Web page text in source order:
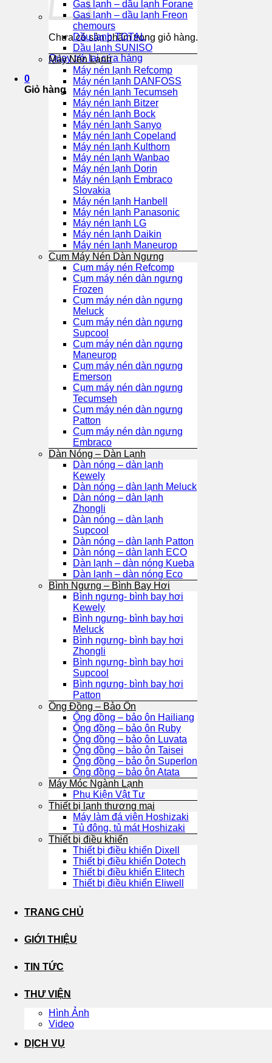
Chưa có sản phẩm trong giỏ hàng.
Quay trở lại cửa hàng
0
Giỏ hàng
Gas lạnh – dầu lạnh Forane
Gas lạnh – dầu lạnh Freon
chemours
Dầu lạnh TOTAL
Dầu lạnh SUNISO
Máy Nén Lạnh
Máy nén lạnh Refcomp
Máy nén lạnh DANFOSS
Máy nén lạnh Tecumseh
Máy nén lạnh Bitzer
Máy nén lạnh Bock
Máy nén lạnh Sanyo
Máy nén lạnh Copeland
Máy nén lạnh Kulthorn
Máy nén lạnh Wanbao
Máy nén lạnh Dorin
Máy nén lạnh Embraco
Slovakia
Máy nén lạnh Hanbell
Máy nén lạnh Panasonic
Máy nén lạnh LG
Máy nén lạnh Daikin
Máy nén lạnh Maneurop
Cụm Máy Nén Dàn Ngưng
Cụm máy nén Refcomp
Cụm máy nén dàn ngưng
Frozen
Cụm máy nén dàn ngưng
Meluck
Cụm máy nén dàn ngưng
Supcool
Cụm máy nén dàn ngưng
Maneurop
Cụm máy nén dàn ngưng
Emerson
Cụm máy nén dàn ngưng
Tecumseh
Cụm máy nén dàn ngưng
Patton
Cụm máy nén dàn ngưng
Embraco
Dàn Nóng – Dàn Lạnh
Dàn nóng – dàn lạnh
Kewely
Dàn nóng – dàn lạnh Meluck
Dàn nóng – dàn lạnh
Zhongli
Dàn nóng – dàn lạnh
Supcool
Dàn nóng – dàn lạnh Patton
Dàn nóng – dàn lạnh ECO
Dàn lạnh – dàn nóng Kueba
Dàn lạnh – dàn nóng Eco
Bình Ngưng – Bình Bay Hơi
Bình ngưng- bình bay hơi
Kewely
Bình ngưng- bình bay hơi
Meluck
Bình ngưng- bình bay hơi
Zhongli
Bình ngưng- bình bay hơi
Supcool
Bình ngưng- bình bay hơi
Patton
Ống Đồng – Bảo Ôn
Ống đồng – bảo ôn Hailiang
Ống đồng – bảo ôn Ruby
Ống đồng – bảo ôn Luvata
Ống đồng – bảo ôn Taisei
Ống đồng – bảo ôn Superlon
Ống đồng – bảo ôn Atata
Máy Móc Ngành Lạnh
Phụ Kiện Vật Tư
Thiết bị lạnh thương mại
Máy làm đá viên Hoshizaki
Tủ đông, tủ mát Hoshizaki
Thiết bị điều khiển
Thiết bị điều khiển Dixell
Thiết bị điều khiển Dotech
Thiết bị điều khiển Elitech
Thiết bị điều khiển Eliwell
TRANG CHỦ
GIỚI THIỆU
TIN TỨC
THƯ VIỆN
Hình Ảnh
Video
DỊCH VỤ